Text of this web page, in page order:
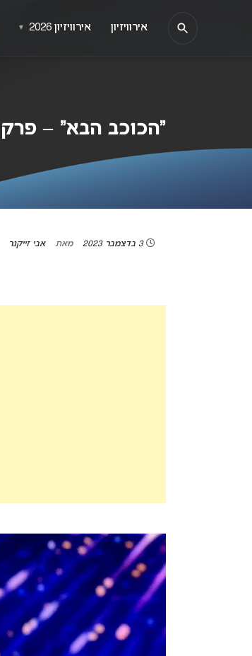
“הכוכב הבא” – פרק
3 בדצמבר 2023 מאת אבי זייקנר
אירוויזיון אירוויזיון 2026 ▼